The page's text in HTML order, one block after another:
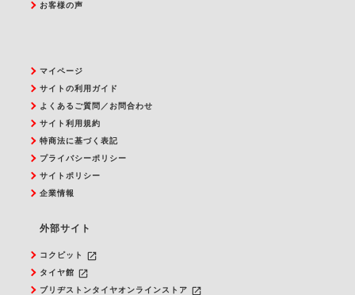
お客様の声
マイページ
サイトの利用ガイド
よくあるご質問／お問合わせ
サイト利用規約
特商法に基づく表記
プライバシーポリシー
サイトポリシー
企業情報
外部サイト
コクピット launch
タイヤ館 launch
ブリヂストンタイヤオンラインストア launch